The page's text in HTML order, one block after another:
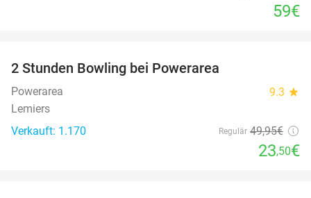
59€
2 Stunden Bowling bei Powerarea
Powerarea 9.3 star
Lemiers
Verkauft: 1.170
Regulär 49,95€
23,50€